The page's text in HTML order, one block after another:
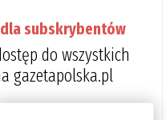
subskrybentów
do wszystkich
gazetapolska.pl